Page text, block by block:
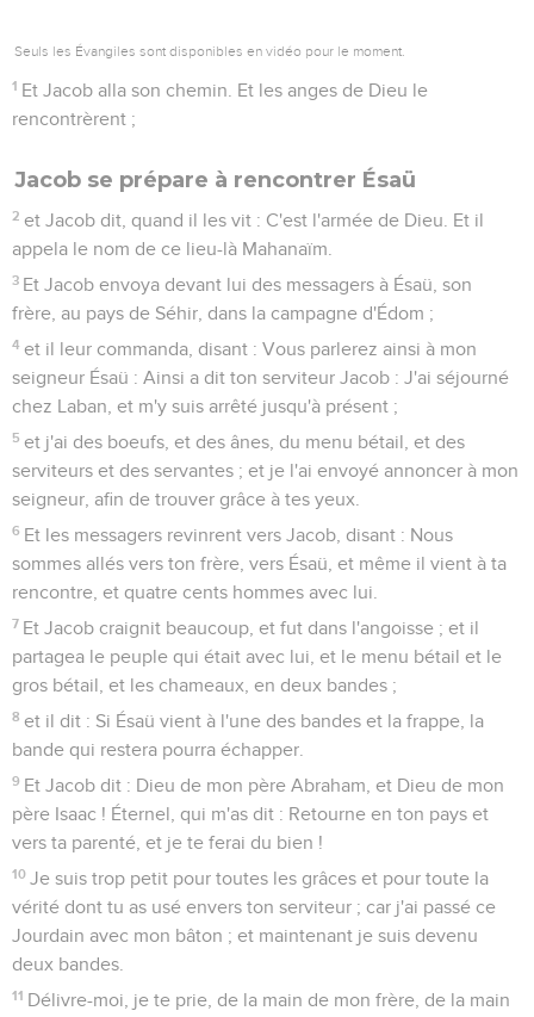
Seuls les Évangiles sont disponibles en vidéo pour le moment.
1 Et Jacob alla son chemin. Et les anges de Dieu le
rencontrèrent ;
Jacob se prépare à rencontrer Ésaü
2 et Jacob dit, quand il les vit : C'est l'armée de Dieu. Et il
appela le nom de ce lieu-là Mahanaïm.
3 Et Jacob envoya devant lui des messagers à Ésaü, son
frère, au pays de Séhir, dans la campagne d'Édom ;
4 et il leur commanda, disant : Vous parlerez ainsi à mon
seigneur Ésaü : Ainsi a dit ton serviteur Jacob : J'ai séjourné
chez Laban, et m'y suis arrêté jusqu'à présent ;
5 et j'ai des boeufs, et des ânes, du menu bétail, et des
serviteurs et des servantes ; et je l'ai envoyé annoncer à mon
seigneur, afin de trouver grâce à tes yeux.
6 Et les messagers revinrent vers Jacob, disant : Nous
sommes allés vers ton frère, vers Ésaü, et même il vient à ta
rencontre, et quatre cents hommes avec lui.
7 Et Jacob craignit beaucoup, et fut dans l'angoisse ; et il
partagea le peuple qui était avec lui, et le menu bétail et le
gros bétail, et les chameaux, en deux bandes ;
8 et il dit : Si Ésaü vient à l'une des bandes et la frappe, la
bande qui restera pourra échapper.
9 Et Jacob dit : Dieu de mon père Abraham, et Dieu de mon
père Isaac ! Éternel, qui m'as dit : Retourne en ton pays et
vers ta parenté, et je te ferai du bien !
10 Je suis trop petit pour toutes les grâces et pour toute la
vérité dont tu as usé envers ton serviteur ; car j'ai passé ce
Jourdain avec mon bâton ; et maintenant je suis devenu
deux bandes.
11 Délivre-moi, je te prie, de la main de mon frère, de la main